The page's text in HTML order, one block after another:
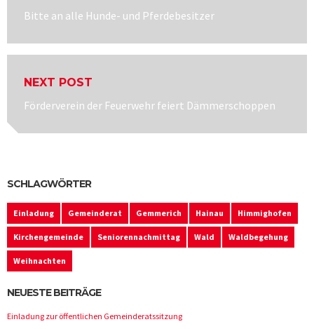
Previous
Bitte an alle Hunde- und Pferdebesitzer
NEXT POST
Next
Förderverein der Feuerwehr feiert Dämmerschoppen
SCHLAGWÖRTER
Einladung Gemeinderat Gemmerich Hainau Himmighofen
Kirchengemeinde Seniorennachmittag Wald Waldbegehung
Weihnachten
NEUESTE BEITRÄGE
Einladung zur öffentlichen Gemeinderatssitzung